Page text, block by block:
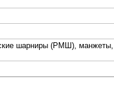
шарниры (РМШ), манжеты,